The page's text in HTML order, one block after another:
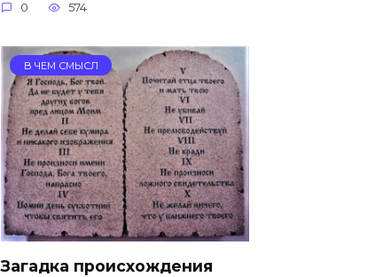
0 574
В ЧЕМ СМЫСЛ
Загадка происхождения